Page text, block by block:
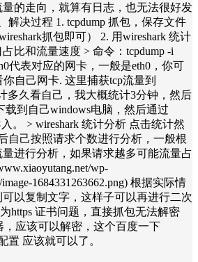
的走向，就算有日志，也无法很好发
解决过程 1. tcpdump 抓包，保存文件
抓包即可） 2. 用wireshark 统计
比和流量速度 > 命令：tcpdump -i
代表对应的网卡，一般是eth0，你可
自己网卡. 这里捕获tcp流量到
多久看自己，我大概统计3分钟，然后
载到自己windows电脑，然后通过
。 > wireshark 统计分析 点击统计然
自己按照请求个数进行分析，一般根
进行分析，如果请求越多可能流量占
wp-
image-1684331263662.png) 根据实际情
以复制文字，这样子可以再进行二次
https 证书问题，直接抓包无法解密
，应该可以解密，这个百度一下
置 应该就可以了。